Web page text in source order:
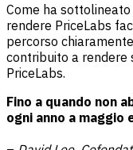
Come ha
rendere PriceLabs
percorso
contribuito a rendere
PriceLabs.
Fino a quando non
ogni anno a maggio